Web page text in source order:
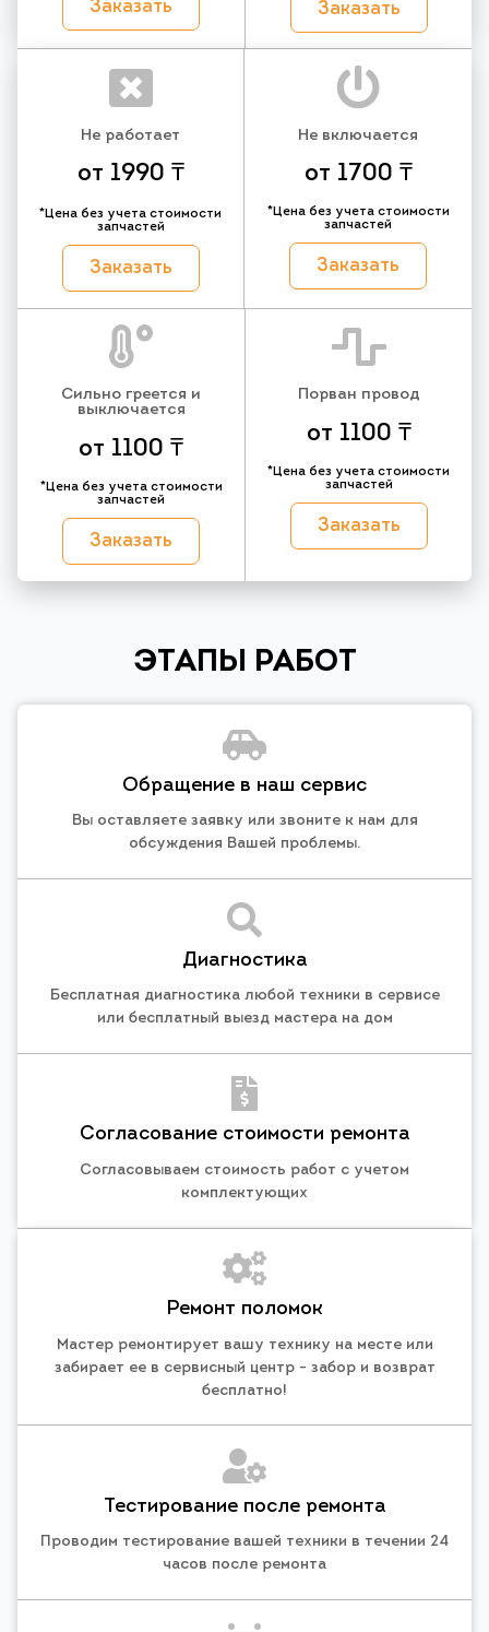
Заказать Заказать
Не работает
от 1990 ₸
*Цена без учета стоимости
запчастей
Заказать
Не включается
от 1700 ₸
*Цена без учета стоимости
запчастей
Заказать
Сильно греется и
выключается
от 1100 ₸
*Цена без учета стоимости
запчастей
Заказать
Порван провод
от 1100 ₸
*Цена без учета стоимости
запчастей
Заказать
ЭТАПЫ РАБОТ
Обращение в наш сервис
Вы оставляете заявку или звоните к нам для
обсуждения Вашей проблемы.
Диагностика
Бесплатная диагностика любой техники в сервисе
или бесплатный выезд мастера на дом
Согласование стоимости ремонта
Согласовываем стоимость работ с учетом
комплектующих
Ремонт поломок
Мастер ремонтирует вашу технику на месте или
забирает ее в сервисный центр - забор и возврат
бесплатно!
Тестирование после ремонта
Проводим тестирование вашей техники в течении 24
часов после ремонта